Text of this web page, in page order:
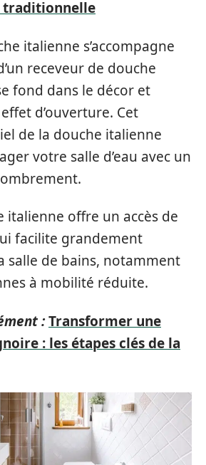
traditionnelle
italienne s’accompagne
receveur de douche
fond dans le décor et
d’ouverture. Cet
de la douche italienne
votre salle d’eau avec un
italienne offre un accès de
facilite grandement
salle de bains, notamment
à mobilité réduite.
:Transformer une
: les étapes clés de la